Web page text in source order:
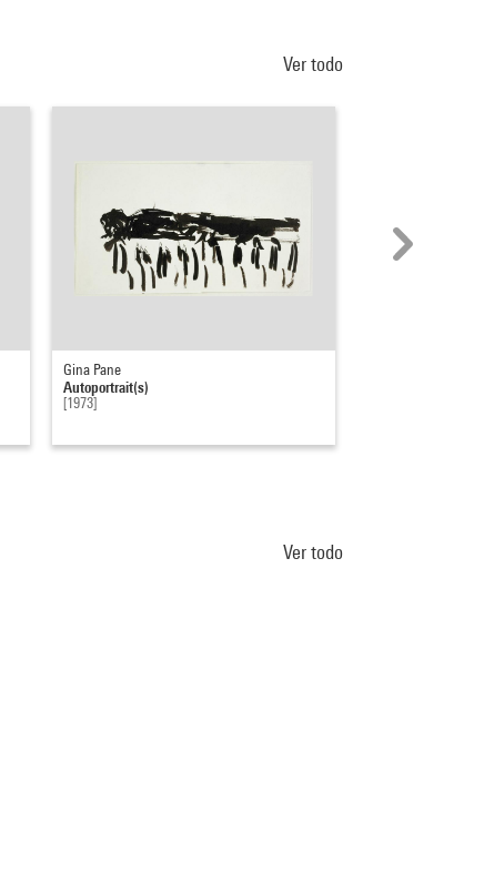
Ver todo
Gina Pane
Autoportrait(s)
[1973]
Ver todo